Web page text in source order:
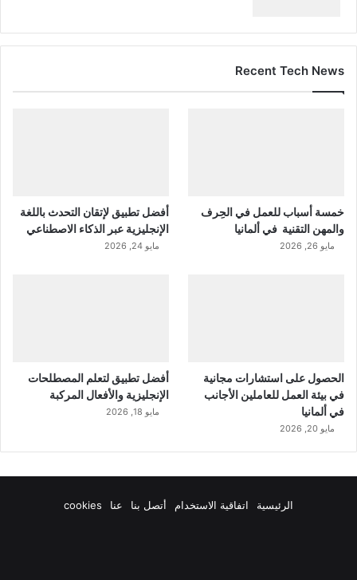
Recent Tech News
خمسة أسباب للعمل في الحِرف
والمهن التقنية في ألمانيا
مايو 26, 2026
أفضل تطبيق لإتقان التحدث باللغة
الإنجليزية عبر الذكاء الاصطناعي
مايو 24, 2026
الحصول على استشارات مجانية
في بيئة العمل للعاملين الأجانب
في ألمانيا
مايو 20, 2026
أفضل تطبيق لتعلم المصطلحات
الإنجليزية والأفعال المركبة
مايو 18, 2026
الرئيسية اتفاقية الاستخدام أتصل بنا عنا cookies